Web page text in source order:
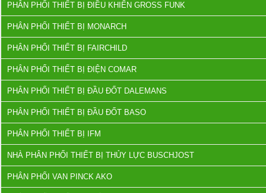
PHÂN PHỐI THIẾT BỊ ĐIỀU KHIỂN GROSS FUNK
PHÂN PHỐI THIẾT BỊ MONARCH
PHÂN PHỐI THIẾT BỊ FAIRCHILD
PHÂN PHỐI THIẾT BỊ ĐIỆN COMAR
PHÂN PHỐI THIẾT BỊ ĐẦU ĐỐT DALEMANS
PHÂN PHỐI THIẾT BỊ ĐẦU ĐỐT BASO
PHÂN PHỐI THIẾT BỊ IFM
NHÀ PHÂN PHỐI THIẾT BỊ THỦY LỰC BUSCHJOST
PHÂN PHỐI VAN PINCK AKO